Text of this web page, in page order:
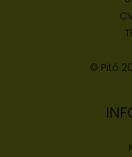
© Pitó